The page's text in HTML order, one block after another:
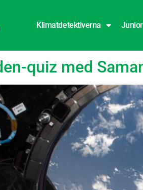
Klimatdetektiverna Junior
quiz med